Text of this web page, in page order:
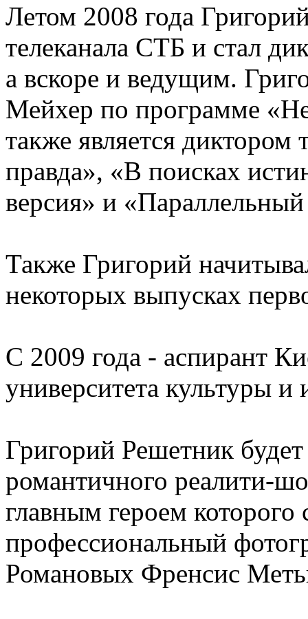
Летом 2008 года
телеканала СТБ и стал
а вскоре и ведущим.
Мейхер по программе
также является
правда», «В поисках
версия» и
Также Григорий
некоторых выпусках
С 2009 года - аспирант
университета культуры и
Григорий Решетник
романтичного реалити-
главным героем которого
профессиональный
Романовых Френсис